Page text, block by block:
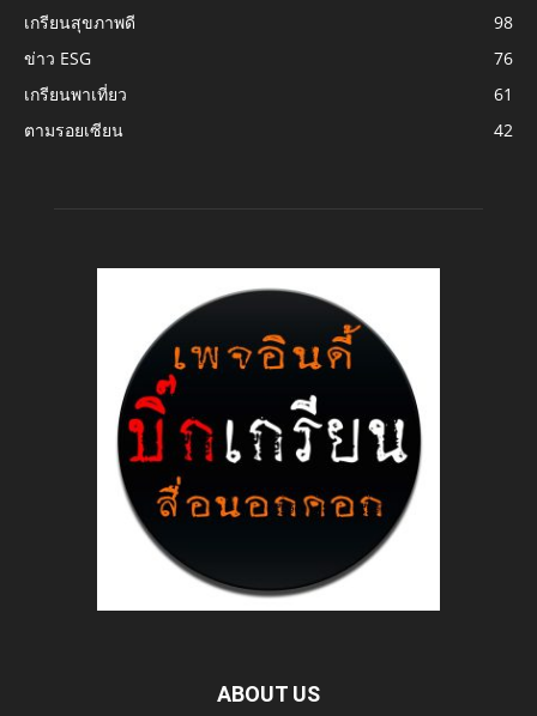
เกรียนสุขภาพดี
98
ข่าว ESG
76
เกรียนพาเที่ยว
61
ตามรอยเซียน
42
ABOUT US